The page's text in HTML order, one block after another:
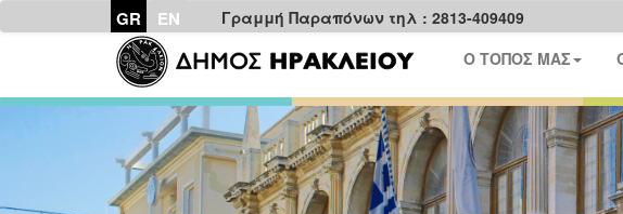
GR EN Γραμμή Παραπόνων τηλ : 2813-409409
Ο ΤΟΠΟΣ ΜΑΣ